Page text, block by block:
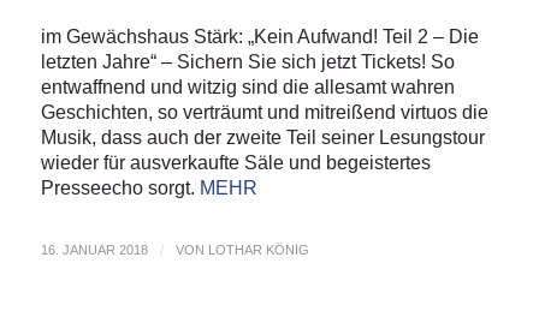
im Gewächshaus Stärk: „Kein Aufwand! Teil 2 – Die
letzten Jahre“ – Sichern Sie sich jetzt Tickets! So
entwaffnend und witzig sind die allesamt wahren
Geschichten, so verträumt und mitreißend virtuos die
Musik, dass auch der zweite Teil seiner Lesungstour
wieder für ausverkaufte Säle und begeistertes
Presseecho sorgt. MEHR
16. JANUAR 2018 / VON LOTHAR KÖNIG